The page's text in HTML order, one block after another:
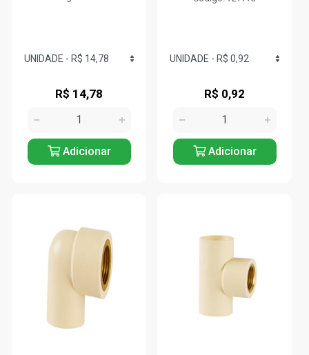
R$ 14,78
Adicionar
R$ 0,92
Adicionar